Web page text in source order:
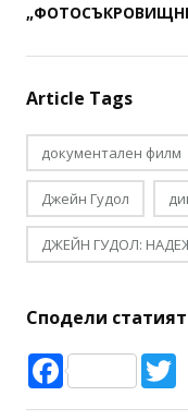
Article Tags
документален филм
Джейн Гудол
ДЖЕЙН ГУДОЛ:
Сподели
Facebook